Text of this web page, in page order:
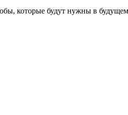
которые будут нужны в